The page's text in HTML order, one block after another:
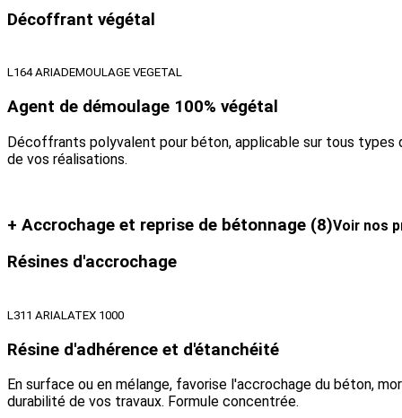
Décoffrant végétal
L164 ARIADEMOULAGE VEGETAL
Agent de démoulage 100% végétal
Décoffrants polyvalent pour béton, applicable sur tous
de vos réalisations.
+ Accrochage et reprise de bétonnage (8)Voir nos
Résines d'accrochage
L311 ARIALATEX 1000
Résine d'adhérence et d'étanchéité
En surface ou en mélange, favorise l'accrochage du béton,
durabilité de vos travaux. Formule concentrée.